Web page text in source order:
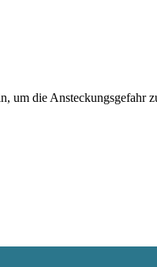
um die